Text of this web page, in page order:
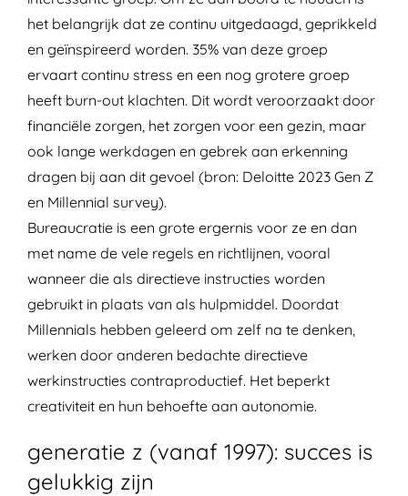
het belangrijk dat ze continu uitgedaagd, geprikkeld
en geïnspireerd worden. 35% van deze groep
ervaart continu stress en een nog grotere groep
heeft burn-out klachten. Dit wordt veroorzaakt door
financiële zorgen, het zorgen voor een gezin, maar
ook lange werkdagen en gebrek aan erkenning
dragen bij aan dit gevoel (bron: Deloitte 2023 Gen Z
en Millennial survey).
Bureaucratie is een grote ergernis voor ze en dan
met name de vele regels en richtlijnen, vooral
wanneer die als directieve instructies worden
gebruikt in plaats van als hulpmiddel. Doordat
Millennials hebben geleerd om zelf na te denken,
werken door anderen bedachte directieve
werkinstructies contraproductief. Het beperkt
creativiteit en hun behoefte aan autonomie.
generatie z (vanaf 1997): succes is
gelukkig zijn